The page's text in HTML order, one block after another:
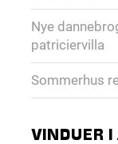
Nye
patriciervilla
Sommerhus
VINDUER